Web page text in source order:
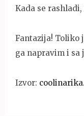
Kada se
Fantazija! Toliko
ga napravim i sa
Izvor: